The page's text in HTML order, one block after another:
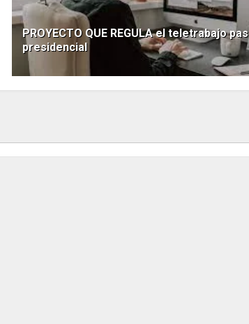
PROYECTO QUE REGULA el teletrabajo
presidencial